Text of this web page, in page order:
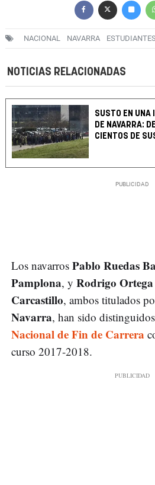
NACIONAL NAVARRA ESTUDIANTES
NOTICIAS RELACIONADAS
SUSTO EN UNA
DE NAVARRA:
CIENTOS DE
Los navarros Pablo Ruedas
Pamplona, y Rodrigo Ortega
Carcastillo, ambos titulados
Navarra, han sido
Nacional de Fin de Carrera
curso 2017-2018.